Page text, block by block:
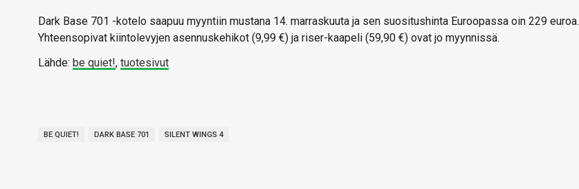
Dark Base 701 -kotelo saapuu myyntiin mustana 14. marraskuuta ja sen suositushinta Euroopassa oin 229 euroa.
Yhteensopivat kiintolevyjen asennuskehikot (9,99 €) ja riser-kaapeli (59,90 €) ovat jo myynnissä.
Lähde: be quiet!, tuotesivut
BE QUIET! DARK BASE 701 SILENT WINGS 4